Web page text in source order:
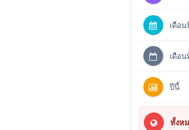
เดือ
เดือ
ปีนี้
ทั้งห